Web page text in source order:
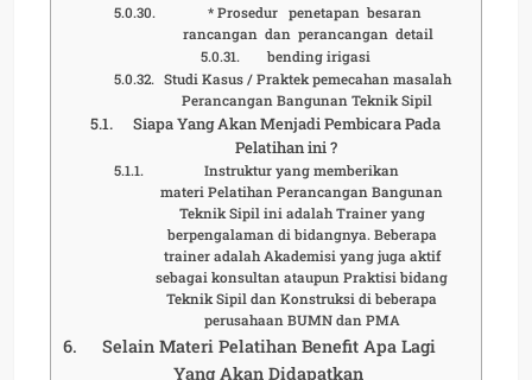
* Prosedur penetapan besaran
rancangan dan perancangan detail
bending irigasi
Studi Kasus / Praktek pemecahan masalah
Perancangan Bangunan Teknik Sipil
Siapa Yang Akan Menjadi Pembicara Pada
Pelatihan ini ?
Instruktur yang memberikan
materi Pelatihan Perancangan Bangunan
Teknik Sipil ini adalah Trainer yang
berpengalaman di bidangnya. Beberapa
trainer adalah Akademisi yang juga aktif
sebagai konsultan ataupun Praktisi bidang
Teknik Sipil dan Konstruksi di beberapa
perusahaan BUMN dan PMA
Selain Materi Pelatihan Benefit Apa Lagi
Yang Akan Didapatkan